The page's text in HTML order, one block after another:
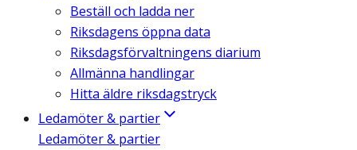
Beställ och ladda ner
Riksdagens öppna data
Riksdagsförvaltningens diarium
Allmänna handlingar
Hitta äldre riksdagstryck
Ledamöter & partier
Ledamöter & partier